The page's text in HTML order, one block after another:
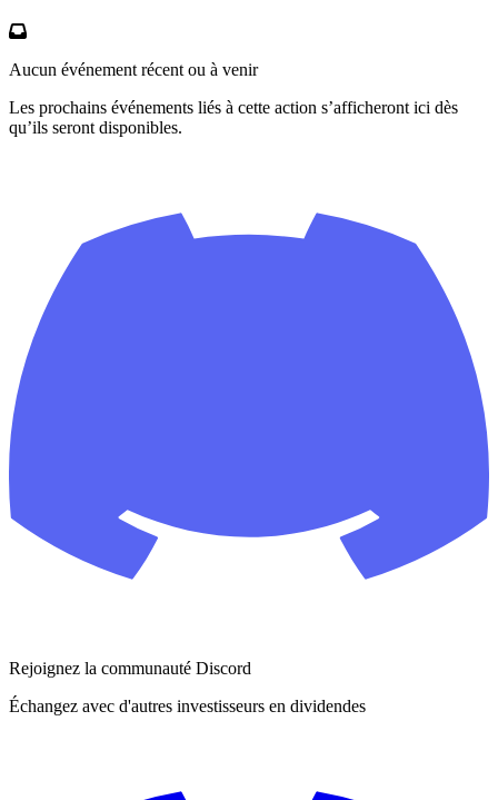
Aucun événement récent ou à venir
Les prochains événements liés à cette action s’afficheront ici dès
qu’ils seront disponibles.
Rejoignez la communauté Discord
Échangez avec d'autres investisseurs en dividendes